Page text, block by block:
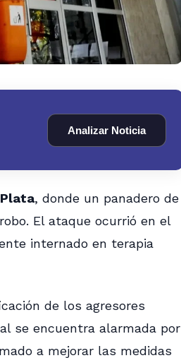
Analizar Noticia
, donde un panadero de
El ataque ocurrió en el
internado en terapia
de los agresores
se encuentra alarmada por
a mejorar las medidas